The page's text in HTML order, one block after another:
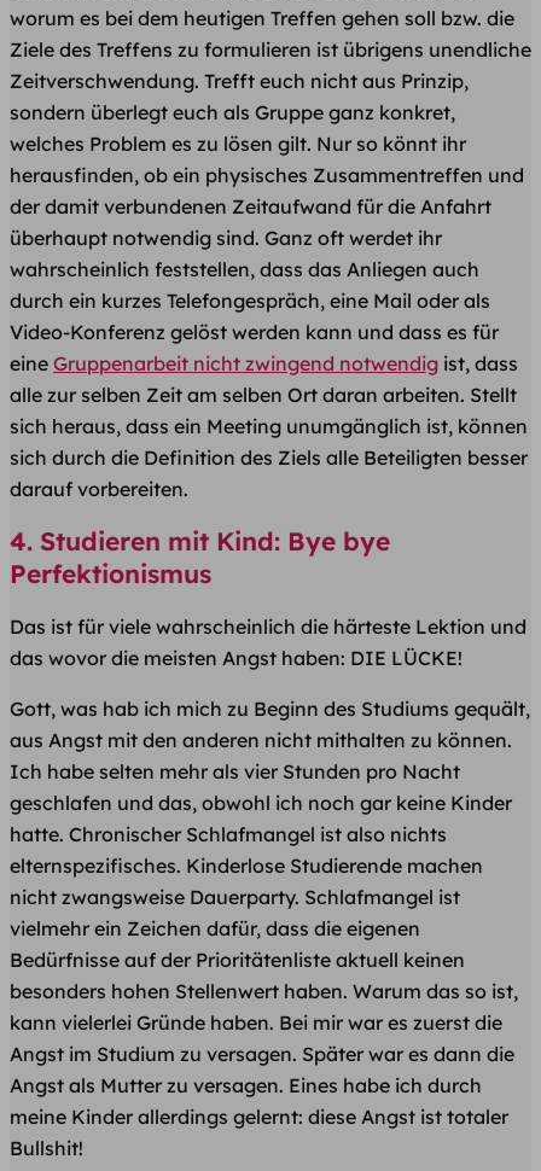
worum es bei dem heutigen Treffen gehen soll bzw. die
Ziele des Treffens zu formulieren ist übrigens unendliche
Zeitverschwendung. Trefft euch nicht aus Prinzip,
sondern überlegt euch als Gruppe ganz konkret,
welches Problem es zu lösen gilt. Nur so könnt ihr
herausfinden, ob ein physisches Zusammentreffen und
der damit verbundenen Zeitaufwand für die Anfahrt
überhaupt notwendig sind. Ganz oft werdet ihr
wahrscheinlich feststellen, dass das Anliegen auch
durch ein kurzes Telefongespräch, eine Mail oder als
Video-Konferenz gelöst werden kann und dass es für
eine Gruppenarbeit nicht zwingend notwendig ist, dass
alle zur selben Zeit am selben Ort daran arbeiten. Stellt
sich heraus, dass ein Meeting unumgänglich ist, können
sich durch die Definition des Ziels alle Beteiligten besser
darauf vorbereiten.
4. Studieren mit Kind: Bye bye
Perfektionismus
Das ist für viele wahrscheinlich die härteste Lektion und
das wovor die meisten Angst haben: DIE LÜCKE!
Gott, was hab ich mich zu Beginn des Studiums gequält,
aus Angst mit den anderen nicht mithalten zu können.
Ich habe selten mehr als vier Stunden pro Nacht
geschlafen und das, obwohl ich noch gar keine Kinder
hatte. Chronischer Schlafmangel ist also nichts
elternspezifisches. Kinderlose Studierende machen
nicht zwangsweise Dauerparty. Schlafmangel ist
vielmehr ein Zeichen dafür, dass die eigenen
Bedürfnisse auf der Prioritätenliste aktuell keinen
besonders hohen Stellenwert haben. Warum das so ist,
kann vielerlei Gründe haben. Bei mir war es zuerst die
Angst im Studium zu versagen. Später war es dann die
Angst als Mutter zu versagen. Eines habe ich durch
meine Kinder allerdings gelernt: diese Angst ist totaler
Bullshit!